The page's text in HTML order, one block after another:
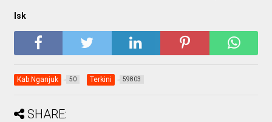
Isk
Kab.Nganjuk 50 Terkini 59803
SHARE: